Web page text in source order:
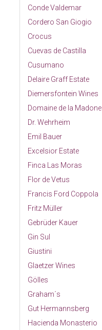
Conde Valdemar
Cordero San Giogio
Crocus
Cuevas de Castilla
Cusumano
Delaire Graff Estate
Diemersfontein Wines
Domaine de la Madone
Dr. Wehrheim
Emil Bauer
Excelsior Estate
Finca Las Moras
Flor de Vetus
Francis Ford Coppola
Fritz Müller
Gebrüder Kauer
Gin Sul
Giustini
Glaetzer Wines
Gölles
Graham´s
Gut Hermannsberg
Hacienda Monasterio